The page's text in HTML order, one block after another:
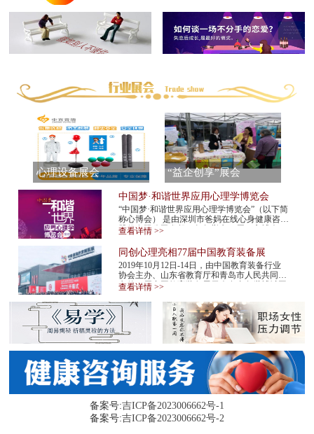
心理设备展会 “益企创享”展会
中国梦·和谐世界应用心理学博览会
“中国梦·和谐世界应用心理学博览会”（以下简
称心博会） 是由深圳市爸妈在线心身健康咨询
股份有限公司发起，每年举办一届。心博会，
查看详情 >>
同创心理亮相77届中国教育装备展
2019年10月12日-14日，由中国教育装备行业
协会主办、山东省教育厅和青岛市人民共同承
办的77届中国教育装备展示会在青岛世博城国
应邀...
查看详情 >>
备案号:吉ICP备2023006662号-1
备案号:吉ICP备2023006662号-2